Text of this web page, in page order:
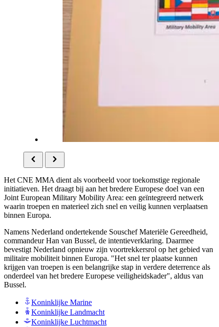
Het CNE MMA dient als voorbeeld voor toekomstige regionale
initiatieven. Het draagt bij aan het bredere Europese doel van een
Joint European Military Mobility Area: een geïntegreerd netwerk
waarin troepen en materieel zich snel en veilig kunnen verplaatsen
binnen Europa.
Namens Nederland ondertekende Souschef Materiële Gereedheid,
commandeur Han van Bussel, de intentieverklaring. Daarmee
bevestigt Nederland opnieuw zijn voortrekkersrol op het gebied van
militaire mobiliteit binnen Europa. "Het snel ter plaatse kunnen
krijgen van troepen is een belangrijke stap in verdere deterrence als
onderdeel van het bredere Europese veiligheidskader", aldus van
Bussel.
Koninklijke Marine
Koninklijke Landmacht
Koninklijke Luchtmacht